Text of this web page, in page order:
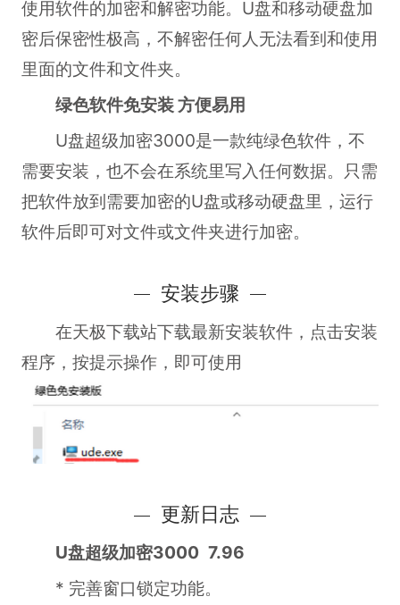
使用软件的加密和解密功能。U盘和移动硬盘加
密后保密性极高，不解密任何人无法看到和使用
里面的文件和文件夹。
绿色软件免安装 方便易用
U盘超级加密3000是一款纯绿色软件，不
需要安装，也不会在系统里写入任何数据。只需
把软件放到需要加密的U盘或移动硬盘里，运行
软件后即可对文件或文件夹进行加密。
安装步骤
在天极下载站下载最新安装软件，点击安装
程序，按提示操作，即可使用
更新日志
U盘超级加密3000 7.96
* 完善窗口锁定功能。